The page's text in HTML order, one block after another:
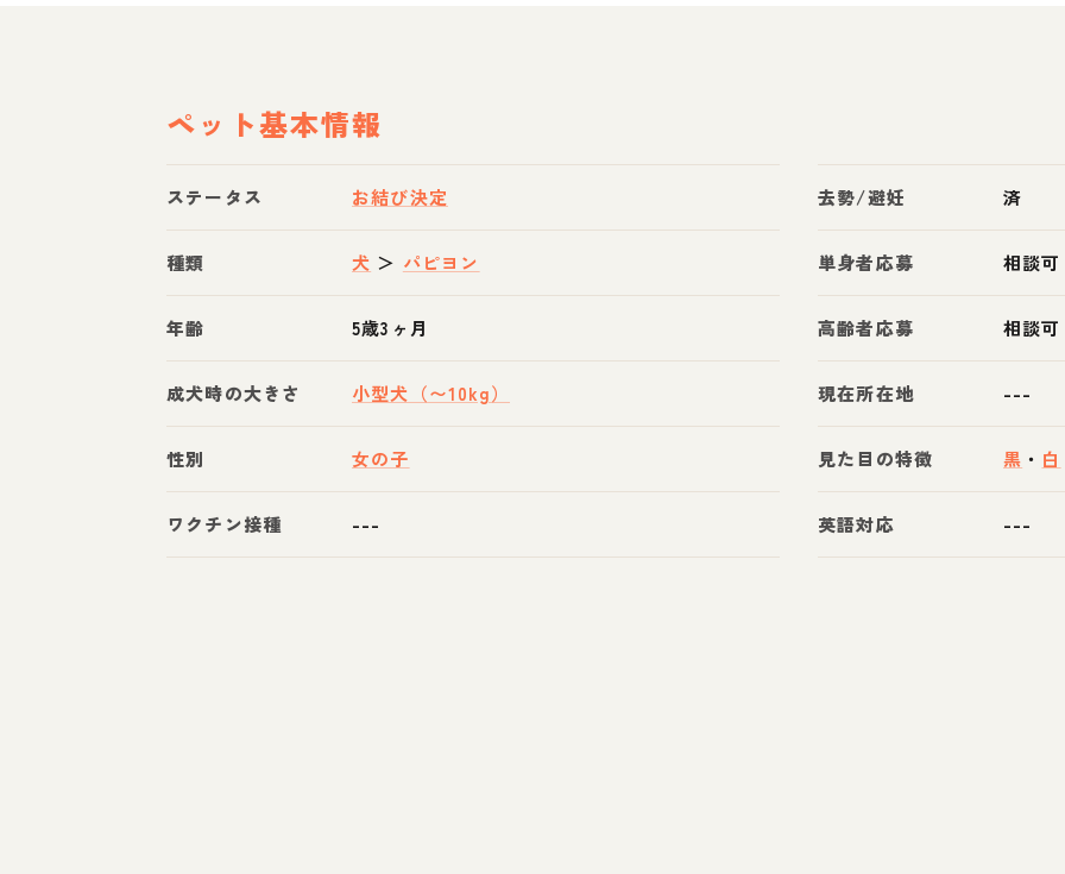
ペット基本情報
ステータス お結び決定
種類 犬 ＞ パピヨン
年齢 5歳3ヶ月
成犬時の大きさ 小型犬（〜10kg）
性別 女の子
ワクチン接種 ---
去勢/避妊 済
単身者応募 相談可
高齢者応募 相談可
現在所在地 ---
見た目の特徴 黒 ・ 白
英語対応 ---